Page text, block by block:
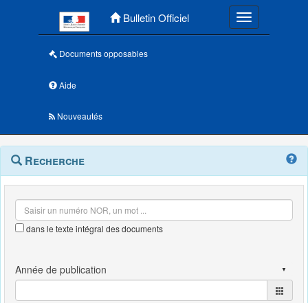
Bulletin Officiel Toggle
Documents opposables
Aide
Nouveautés
Navigation
outils
Menu
contextuel
Recherche
dans le texte intégral des documents